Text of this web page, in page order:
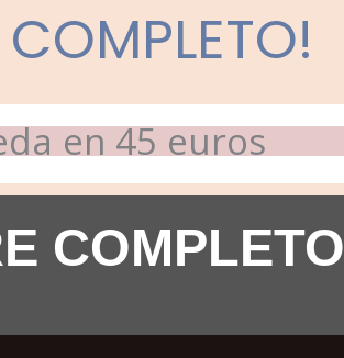
COMPLETO!
en 45 euros
COMPLETO